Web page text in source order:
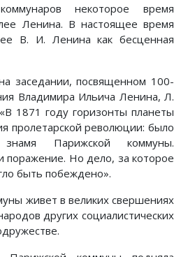
некоторое время
Ленина. В настоящее время
В. И. Ленина как бесценная
заседании, посвященном 100-
Владимира Ильича Ленина, Л.
1871 году горизонты планеты
пролетарской революции: было
Парижской коммуны.
поражение. Но дело, за которое
быть побеждено».
живет в великих свершениях
других социалистических